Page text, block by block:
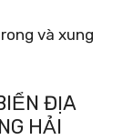
và xung
ĐỊA
HẢI